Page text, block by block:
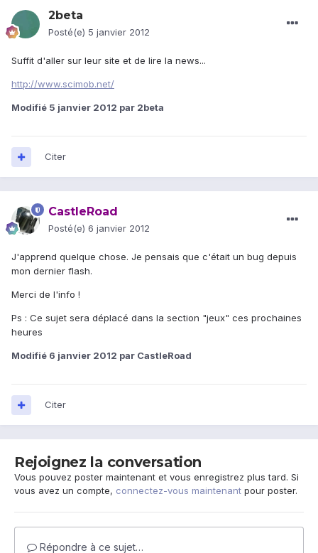
2beta
Posté(e) 5 janvier 2012
Suffit d'aller sur leur site et de lire la news...
http://www.scimob.net/
Modifié 5 janvier 2012 par 2beta
Citer
CastleRoad
Posté(e) 6 janvier 2012
J'apprend quelque chose. Je pensais que c'était un bug depuis
mon dernier flash.
Merci de l'info !
Ps : Ce sujet sera déplacé dans la section "jeux" ces prochaines
heures
Modifié 6 janvier 2012 par CastleRoad
Citer
Rejoignez la conversation
Vous pouvez poster maintenant et vous enregistrez plus tard. Si
vous avez un compte, connectez-vous maintenant pour poster.
Répondre à ce sujet…